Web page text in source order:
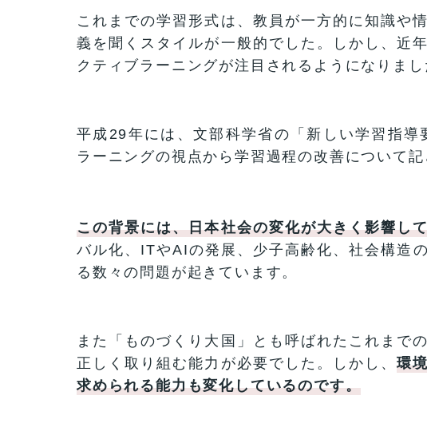
これまでの学習形式は、教員が一方的に知識や
義を聞くスタイルが一般的でした。しかし、近
クティブラーニングが注目されるようになりまし
平成29年には、文部科学省の「新しい学習指
ラーニングの視点から学習過程の改善について
この背景には、日本社会の変化が大きく影響し
バル化、ITやAIの発展、少子高齢化、社会構造
る数々の問題が起きています。
また「ものづくり大国」とも呼ばれたこれまで
正しく取り組む能力が必要でした。しかし、環
求められる能力も変化しているのです。